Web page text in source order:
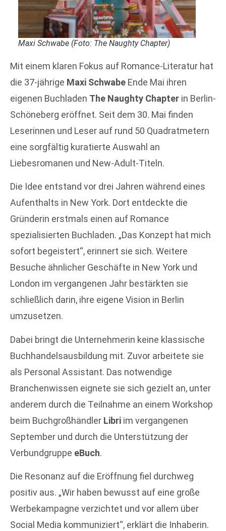
Maxi Schwabe (Foto: The Naughty Chapter)
Mit einem klaren Fokus auf Romance-Literatur hat
die 37-jährige Maxi Schwabe Ende Mai ihren
eigenen Buchladen The Naughty Chapter in Berlin-
Schöneberg eröffnet. Seit dem 30. Mai finden
Leserinnen und Leser auf rund 50 Quadratmetern
eine sorgfältig kuratierte Auswahl an
Liebesromanen und New-Adult-Titeln.
Die Idee entstand vor drei Jahren während eines
Aufenthalts in New York. Dort entdeckte die
Gründerin erstmals einen auf Romance
spezialisierten Buchladen. „Das Konzept hat mich
sofort begeistert“, erinnert sie sich. Weitere
Besuche ähnlicher Geschäfte in New York und
London im vergangenen Jahr bestärkten sie
schließlich darin, ihre eigene Vision in Berlin
umzusetzen.
Dabei bringt die Unternehmerin keine klassische
Buchhandelsausbildung mit. Zuvor arbeitete sie
als Personal Assistant. Das notwendige
Branchenwissen eignete sie sich gezielt an, unter
anderem durch die Teilnahme an einem Workshop
beim Buchgroßhändler Libri im vergangenen
September und durch die Unterstützung der
Verbundgruppe eBuch.
Die Resonanz auf die Eröffnung fiel durchweg
positiv aus. „Wir haben bewusst auf eine große
Werbekampagne verzichtet und vor allem über
Social Media kommuniziert“, erklärt die Inhaberin.